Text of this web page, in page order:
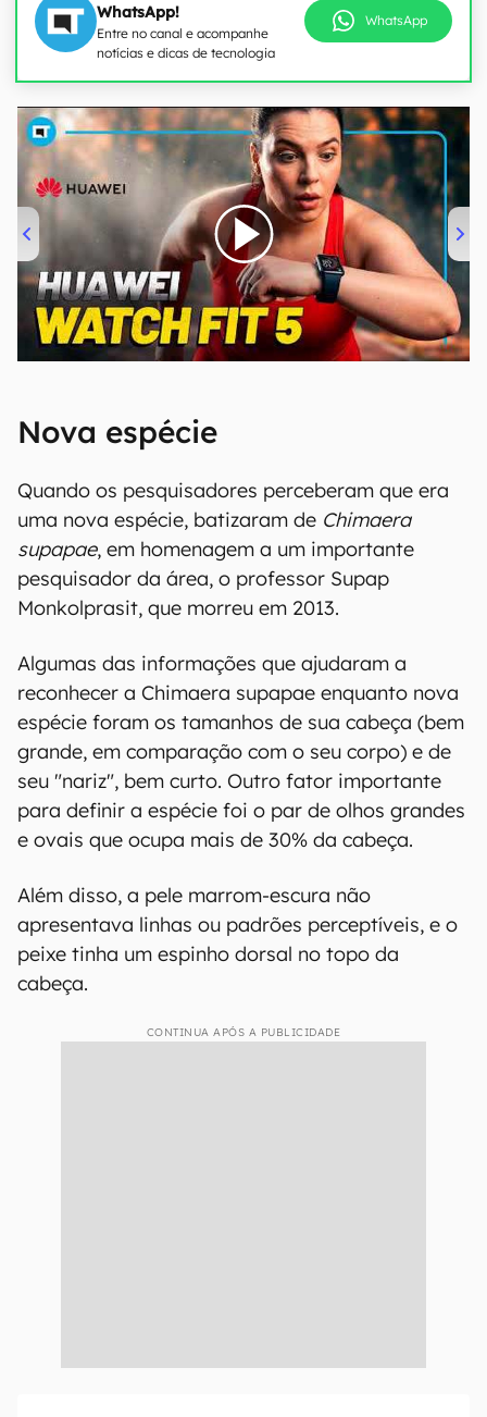
WhatsApp!
Entre no canal e acompanhe
notícias e dicas de tecnologia
WhatsApp
00:00/04:51
Nova espécie
Quando os pesquisadores perceberam que era
uma nova espécie, batizaram de Chimaera
supapae, em homenagem a um importante
pesquisador da área, o professor Supap
Monkolprasit, que morreu em 2013.
Algumas das informações que ajudaram a
reconhecer a Chimaera supapae enquanto nova
espécie foram os tamanhos de sua cabeça (bem
grande, em comparação com o seu corpo) e de
seu "nariz", bem curto. Outro fator importante
para definir a espécie foi o par de olhos grandes
e ovais que ocupa mais de 30% da cabeça.
Além disso, a pele marrom-escura não
apresentava linhas ou padrões perceptíveis, e o
peixe tinha um espinho dorsal no topo da
cabeça.
CONTINUA APÓS A PUBLICIDADE